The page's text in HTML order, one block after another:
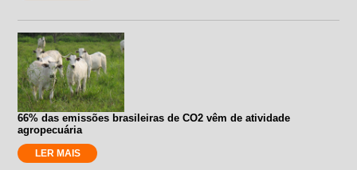
66% das emissões brasileiras de CO2 vêm de atividade
agropecuária
LER MAIS